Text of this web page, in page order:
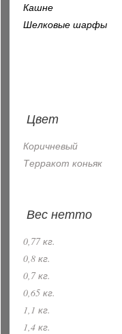
Кашне
Шелковые шарфы
Цвет
Коричневый
Терракот коньяк
Вес нетто
0,77 кг.
0,8 кг.
0,7 кг.
0,65 кг.
1,1 кг.
1,4 кг.